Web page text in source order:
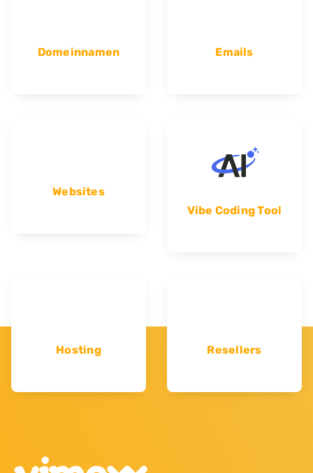
Domeinnamen Emails
Websites
Vibe Coding Tool
Hosting Resellers